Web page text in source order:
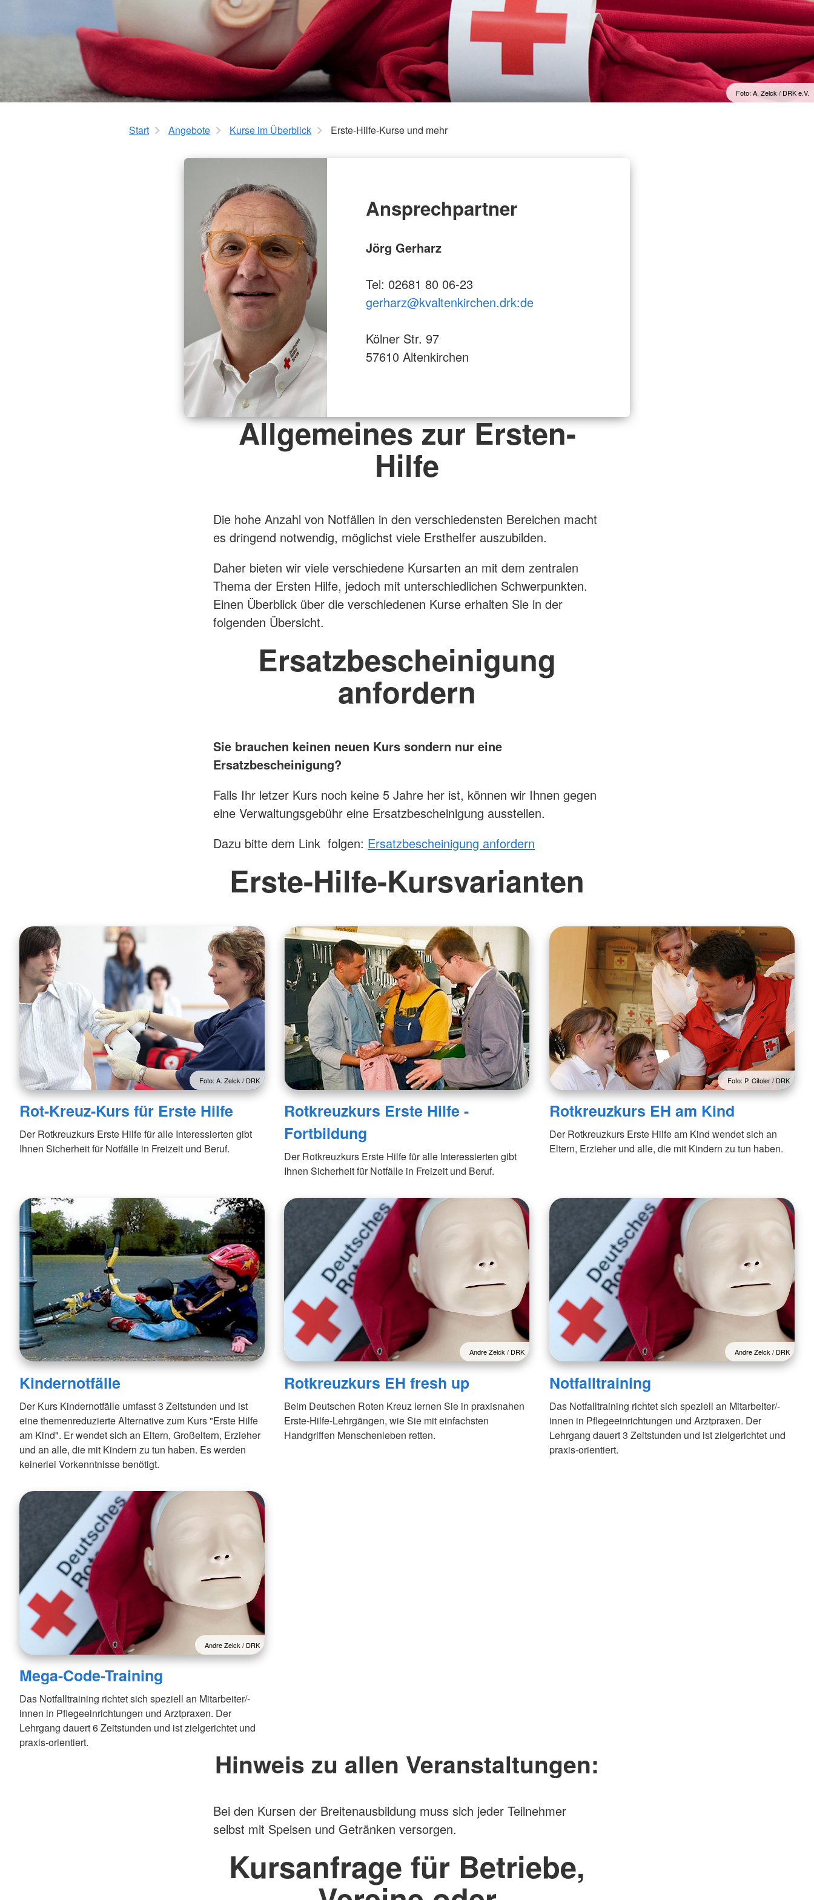
Foto: A. Zelck / DRK e.V.
Start Angebote Kurse im Überblick Erste-Hilfe-Kurse und mehr
Ansprechpartner
Jörg Gerharz
Tel: 02681 80 06-23
gerharz@kvaltenkirchen.drk:de
Kölner Str. 97
57610 Altenkirchen
Allgemeines zur Ersten-
Hilfe
Die hohe Anzahl von Notfällen in den verschiedensten Bereichen macht
es dringend notwendig, möglichst viele Ersthelfer auszubilden.
Daher bieten wir viele verschiedene Kursarten an mit dem zentralen
Thema der Ersten Hilfe, jedoch mit unterschiedlichen Schwerpunkten.
Einen Überblick über die verschiedenen Kurse erhalten Sie in der
folgenden Übersicht.
Ersatzbescheinigung
anfordern
Sie brauchen keinen neuen Kurs sondern nur eine
Ersatzbescheinigung?
Falls Ihr letzer Kurs noch keine 5 Jahre her ist, können wir Ihnen gegen
eine Verwaltungsgebühr eine Ersatzbescheinigung ausstellen.
Dazu bitte dem Link folgen: Ersatzbescheinigung anfordern
Erste-Hilfe-Kursvarianten
Foto: A. Zelck / DRK
Rot-Kreuz-Kurs für Erste Hilfe
Der Rotkreuzkurs Erste Hilfe für alle Interessierten gibt
Ihnen Sicherheit für Notfälle in Freizeit und Beruf.
Rotkreuzkurs Erste Hilfe -
Fortbildung
Der Rotkreuzkurs Erste Hilfe für alle Interessierten gibt
Ihnen Sicherheit für Notfälle in Freizeit und Beruf.
Foto: P. Citoler / DRK
Rotkreuzkurs EH am Kind
Der Rotkreuzkurs Erste Hilfe am Kind wendet sich an
Eltern, Erzieher und alle, die mit Kindern zu tun haben.
Kindernotfälle
Der Kurs Kindernotfälle umfasst 3 Zeitstunden und ist
eine themenreduzierte Alternative zum Kurs "Erste Hilfe
am Kind". Er wendet sich an Eltern, Großeltern, Erzieher
und an alle, die mit Kindern zu tun haben. Es werden
keinerlei Vorkenntnisse benötigt.
Andre Zelck / DRK
Rotkreuzkurs EH fresh up
Beim Deutschen Roten Kreuz lernen Sie in praxisnahen
Erste-Hilfe-Lehrgängen, wie Sie mit einfachsten
Handgriffen Menschenleben retten.
Andre Zelck / DRK
Notfalltraining
Das Notfalltraining richtet sich speziell an Mitarbeiter/-
innen in Pflegeeinrichtungen und Arztpraxen. Der
Lehrgang dauert 3 Zeitstunden und ist zielgerichtet und
praxis-orientiert.
Andre Zelck / DRK
Mega-Code-Training
Das Notfalltraining richtet sich speziell an Mitarbeiter/-
innen in Pflegeeinrichtungen und Arztpraxen. Der
Lehrgang dauert 6 Zeitstunden und ist zielgerichtet und
praxis-orientiert.
Hinweis zu allen Veranstaltungen:
Bei den Kursen der Breitenausbildung muss sich jeder Teilnehmer
selbst mit Speisen und Getränken versorgen.
Kursanfrage für Betriebe,